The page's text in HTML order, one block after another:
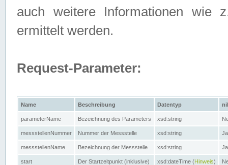
auch weitere Informationen wie
ermittelt werden.
Request-Parameter:
Name Beschreibung Datentyp nil
parameterName Bezeichnung des Parameters xsd:string
messstellenNummer Nummer der Messstelle xsd:string Ja
messstellenName Bezeichnung der Messstelle xsd:string Ja
start Der Startzeitpunkt (inklusive) xsd:dateTime (Hinweis)